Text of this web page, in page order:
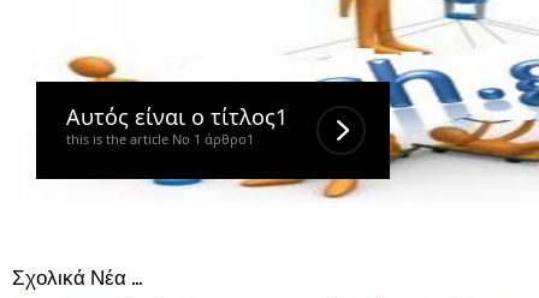
Αυτός είναι ο τίτλος1
this is the article No 1 άρθρο1
Σχολικά Νέα ...